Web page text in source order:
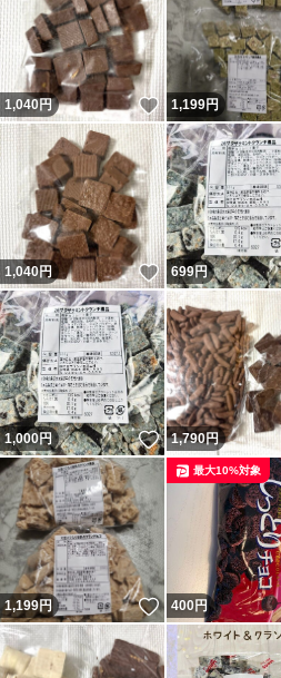
1,040円 いいね！
1,199円
1,040円 いいね！
699円
1,000円 いいね！
1,790円
1,199円 いいね！
400円
最大10%対象